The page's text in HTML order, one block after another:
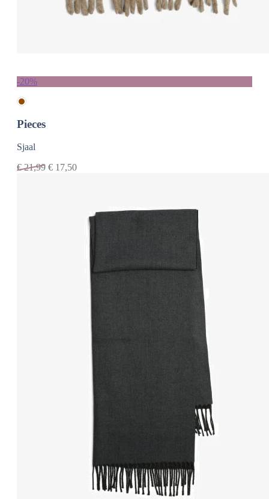
-20%
Pieces
Sjaal
€21,99 € 17,50